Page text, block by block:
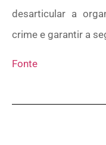
desarticular a
crime e garantir a
Fonte